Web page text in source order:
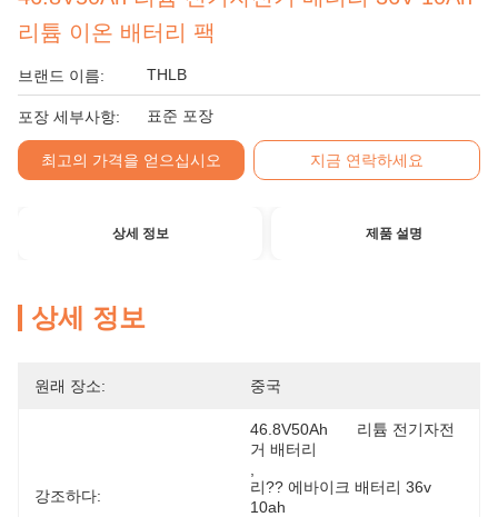
리튬 이온 배터리 팩
브랜드 이름: THLB
포장 세부사항: 표준 포장
최고의 가격을 얻으십시오 지금 연락하세요
상세 정보 제품 설명
상세 정보
원래 장소: 중국
강조하다:
46.8V50Ah	리튬 전기자전
거 배터리
리?? 에바이크 배터리 36v
10ah